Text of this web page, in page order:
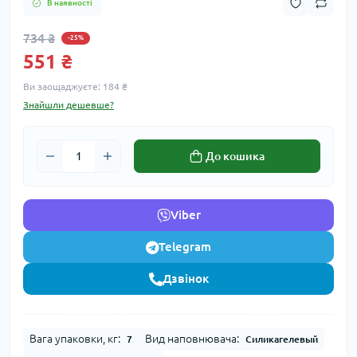
В наявності
734 ₴ -25%
551 ₴
Ви заощаджуєте: 184 ₴
Знайшли дешевше?
До кошика
Viber
Telegram
Дзвінок
Вага упаковки, кг: 7 Вид наповнювача: Силикагелевый